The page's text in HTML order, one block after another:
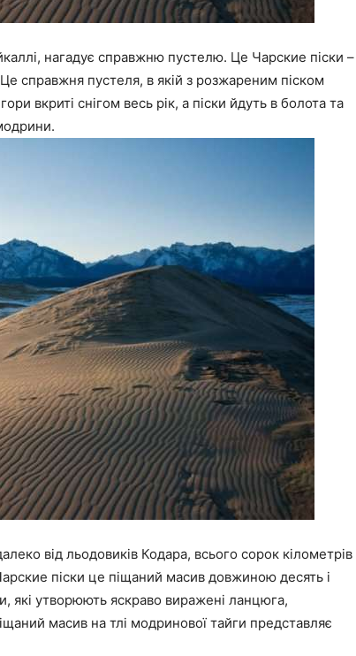
нагадує справжню пустелю. Це Чарские піски –
справжня пустеля, в якій з розжареним піском
вкриті снігом весь рік, а піски йдуть в болота та
від льодовиків Кодара, всього сорок кілометрів
піски це піщаний масив довжиною десять і
які утворюють яскраво виражені ланцюга,
масив на тлі модринової тайги представляє